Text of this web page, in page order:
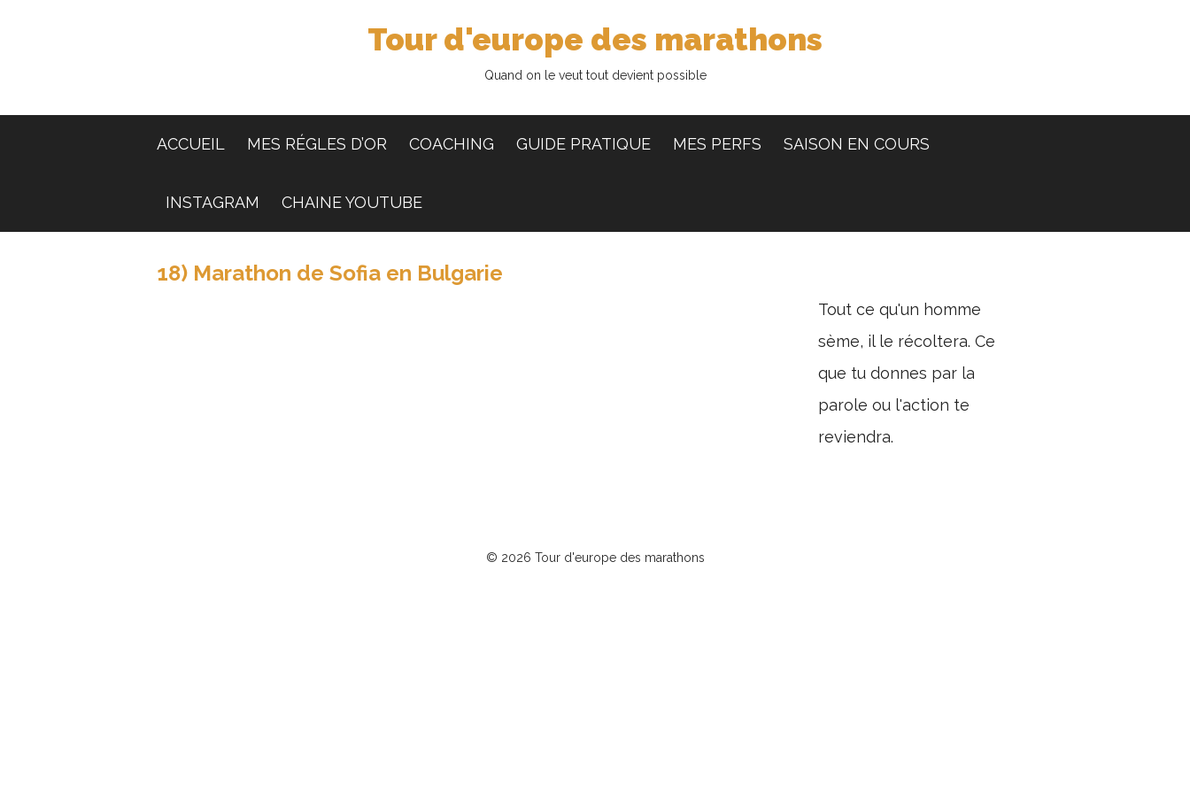
Tour d'europe des marathons
Quand on le veut tout devient possible
ACCUEIL MES RÉGLES D’OR COACHING GUIDE PRATIQUE MES PERFS SAISON EN COURS
INSTAGRAM CHAINE YOUTUBE
18) Marathon de Sofia en Bulgarie
Tout ce qu'un homme
sème, il le récoltera. Ce
que tu donnes par la
parole ou l'action te
reviendra.
© 2026 Tour d'europe des marathons